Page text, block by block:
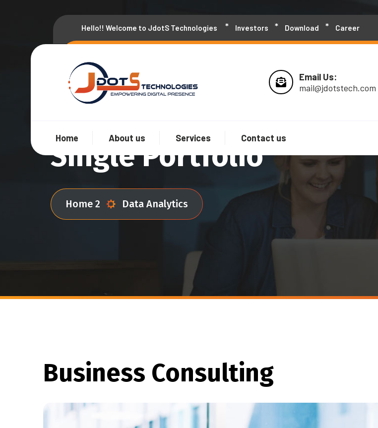
Hello!! Welcome to JdotS Technologies Investors Download Career
Email Us:
mail@jdotstech.com
Home About us Services Contact us
Single Portfolio
Home 2 Data Analytics
Business Consulting